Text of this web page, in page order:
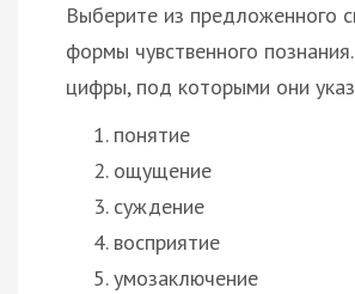
Выберите из предложенного
формы чувственного
цифры, под которыми они
понятие
ощущение
суждение
восприятие
умозаключение